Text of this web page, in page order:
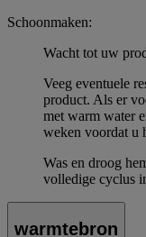
Schoonmaken:
Wacht tot uw
Veeg eventuele
product. Als er
met warm water
weken voordat u
Was en droog
volledige cyclus
warmtebron